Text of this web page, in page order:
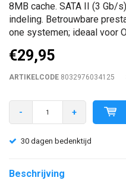
8MB cache. SATA II (3 Gb/
indeling. Betrouwbare
one systemen; ideaal voor
€29,95
ARTIKELCODE 8032976034125
- +
30 dagen bedenktijd
Beschrijving